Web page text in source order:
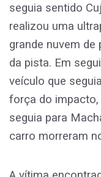
seguia sentido
realizou uma
grande nuvem de
da pista. Em
veículo que
força do
seguia para
carro morreram